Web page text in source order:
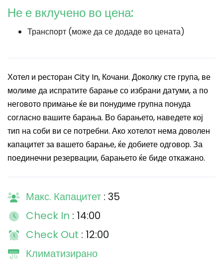
Не е вклучено во цена:
Транспорт (може да се додаде во цената)
Хотел и ресторан City In, Кочани. Доколку сте група, ве
молиме да испратите барање со избрани датуми, а по
неговото примање ќе ви понудиме групна понуда
согласно вашите барања. Во барањето, наведете кој
тип на соби ви се потребни. Ако хотелот нема доволен
капацитет за вашето барање, ќе добиете одговор. За
поединечни резервации, барањето ќе биде откажано.
Макс. Капацитет : 35
Check In : 14:00
Check Out : 12:00
Климатизирано